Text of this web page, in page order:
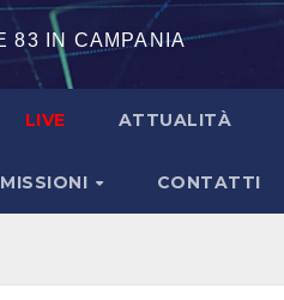
83 IN CAMPANIA
LIVE ATTUALITÀ
CONTATTI